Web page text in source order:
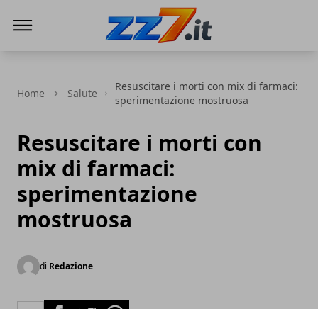
Home Salute
Resuscitare i morti con mix di farmaci:
sperimentazione mostruosa
Resuscitare i morti con
mix di farmaci:
sperimentazione
mostruosa
di Redazione